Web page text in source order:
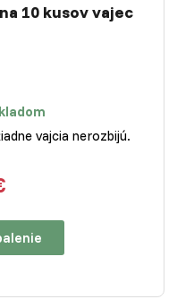
10 kusov vajec
vajcia nerozbijú.